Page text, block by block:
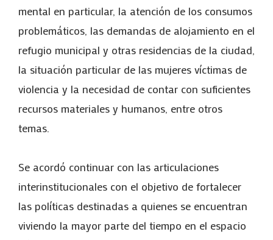
mental en particular, la atención de los consumos
problemáticos, las demandas de alojamiento en el
refugio municipal y otras residencias de la ciudad,
la situación particular de las mujeres víctimas de
violencia y la necesidad de contar con suficientes
recursos materiales y humanos, entre otros
temas.
Se acordó continuar con las articulaciones
interinstitucionales con el objetivo de fortalecer
las políticas destinadas a quienes se encuentran
viviendo la mayor parte del tiempo en el espacio